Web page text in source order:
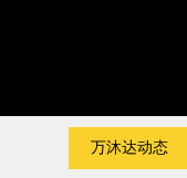
万沐达动态